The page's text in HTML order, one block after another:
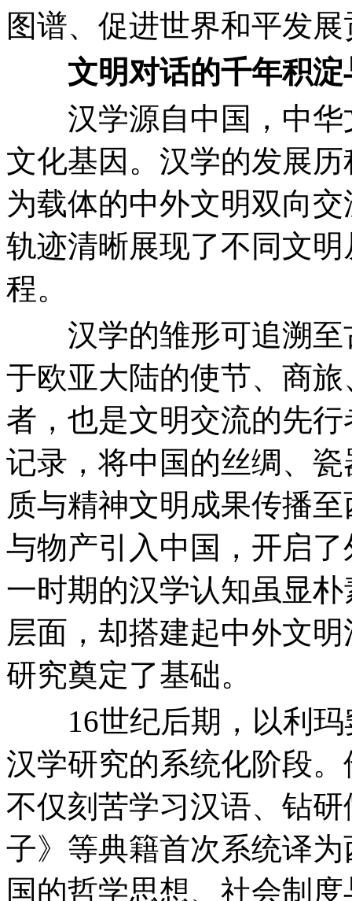
图谱、促进世界和平发
文明对话的千年积
汉学源自中国，中华
文化基因。汉学的发展
为载体的中外文明双向
轨迹清晰展现了不同文
程。
汉学的雏形可追溯至
于欧亚大陆的使节、商
者，也是文明交流的先
记录，将中国的丝绸、
质与精神文明成果传播
与物产引入中国，开启
一时期的汉学认知虽显
层面，却搭建起中外文
研究奠定了基础。
16世纪后期，以利玛
汉学研究的系统化阶段
不仅刻苦学习汉语、钻
子》等典籍首次系统译
国的哲学思想、社会制